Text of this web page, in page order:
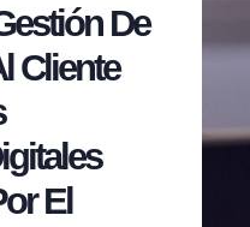
De
Cliente
El